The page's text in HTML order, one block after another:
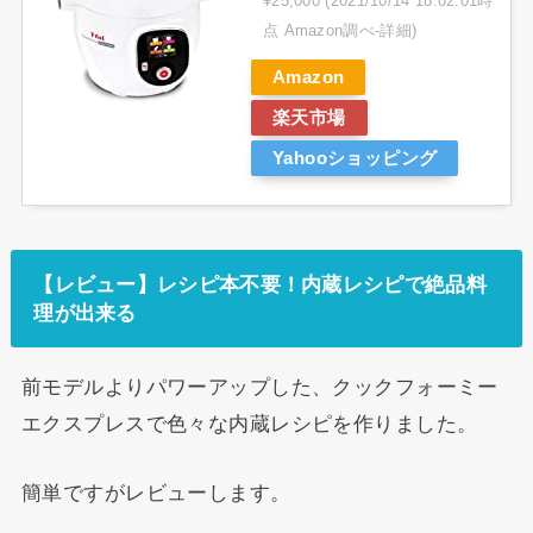
点 Amazon調べ-詳細)
Amazon
楽天市場
Yahooショッピング
【レビュー】レシピ本不要！内蔵レシピで絶品料
理が出来る
前モデルよりパワーアップした、クックフォーミー
エクスプレスで色々な内蔵レシピを作りました。
簡単ですがレビューします。